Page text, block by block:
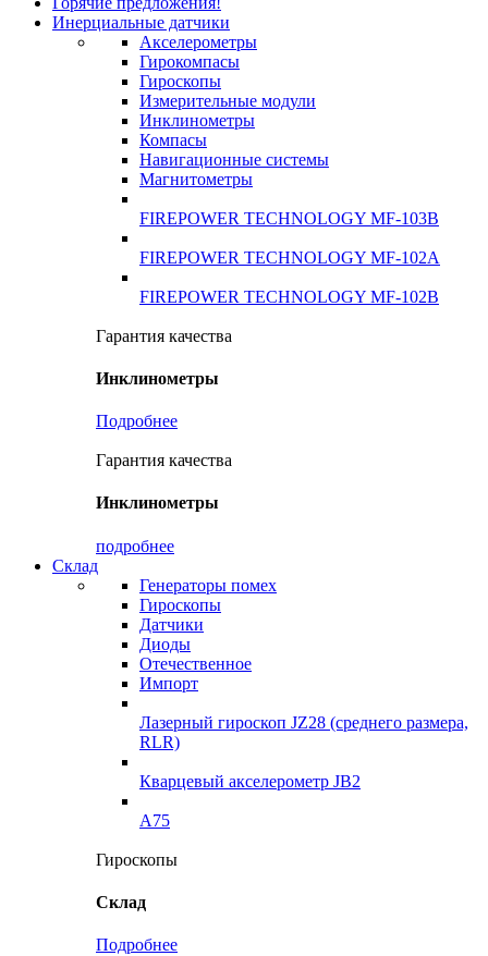
Инерциальные датчики
Акселерометры
Гирокомпасы
Гироскопы
Измерительные модули
Инклинометры
Компасы
Навигационные системы
Магнитометры
FIREPOWER TECHNOLOGY MF-103B
FIREPOWER TECHNOLOGY MF-102A
FIREPOWER TECHNOLOGY MF-102B
Гарантия качества
Инклинометры
Подробнее
Гарантия качества
Инклинометры
подробнее
Склад
Генераторы помех
Гироскопы
Датчики
Диоды
Отечественное
Импорт
Лазерный гироскоп JZ28 (среднего размера,
RLR)
Кварцевый акселерометр JB2
A75
Гироскопы
Склад
Подробнее